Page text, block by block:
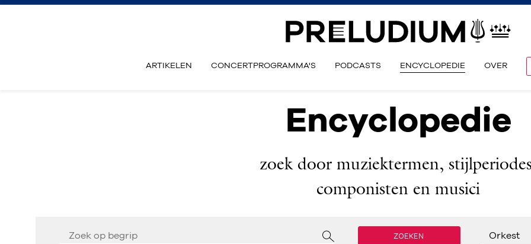
ARTIKELEN CONCERTPROGRAMMA'S PODCASTS ENCYCLOPEDIE OVER
Encyclopedie
zoek door muziektermen,
componisten en musici
ZOEKEN Orkest